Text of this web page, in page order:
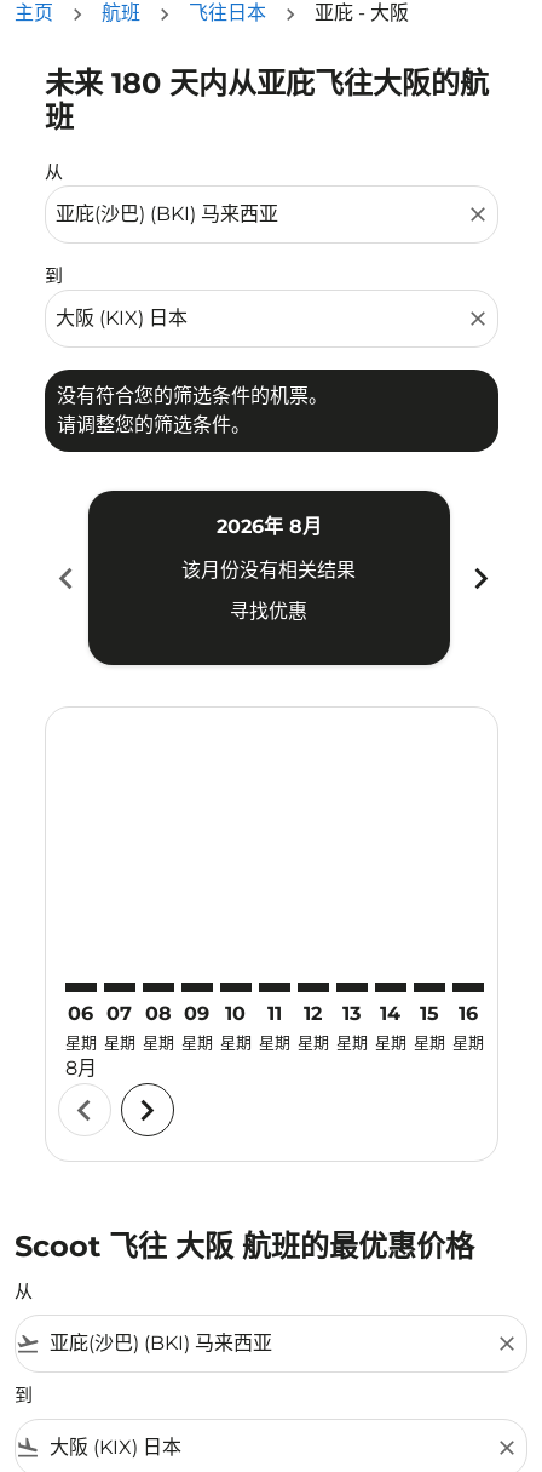
主页 航班 飞往日本 亚庇 - 大阪
未来 180 天内从亚庇飞往大阪的航
班
从
close
到
close
没有符合您的筛选条件的机票。
请调整您的筛选条件。
没有符合您的筛选条件的机票。请调整您的筛选条件。
chevron_left
2026年 8月
该月份没有相关结果
寻找优惠
chevron_right
06
星期
8月
07
星期
08
星期
09
星期
10
星期
11
星期
12
星期
13
星期
14
星期
15
星期
16
星期
chevron_left chevron_right
Scoot 飞往 大阪 航班的最优惠价格
从
flight_takeoff close
到
flight_land close